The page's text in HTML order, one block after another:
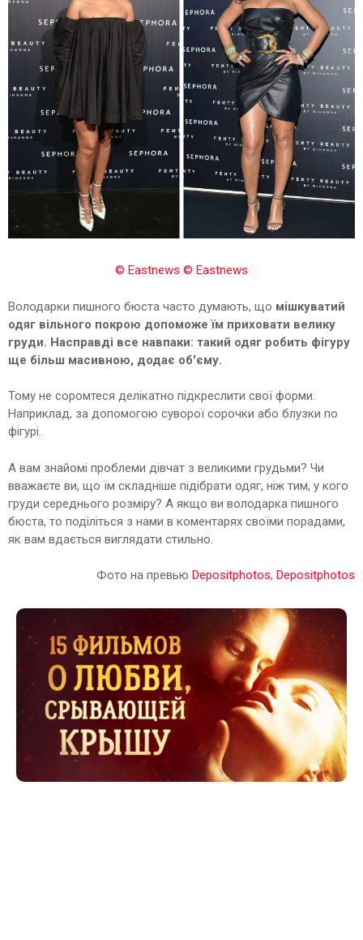
© Eastnews © Eastnews
Володарки пишного бюста часто думають, що мішкуватий
одяг вільного покрою допоможе їм приховати велику
груди. Насправді все навпаки: такий одяг робить фігуру
ще більш масивною, додає об'єму.
Тому не соромтеся делікатно підкреслити свої форми.
Наприклад, за допомогою суворої сорочки або блузки по
фігурі.
А вам знайомі проблеми дівчат з великими грудьми? Чи
вважаєте ви, що їм складніше підібрати одяг, ніж тим, у кого
груди середнього розміру? А якщо ви володарка пишного
бюста, то поділіться з нами в коментарях своїми порадами,
як вам вдається виглядати стильно.
Фото на превью Depositphotos, Depositphotos